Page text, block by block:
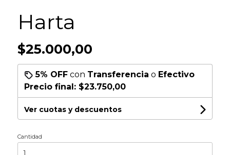
Harta
$25.000,00
5% OFFcon Transferencia o Efectivo
Precio final: $23.750,00
Ver cuotas y descuentos
Cantidad